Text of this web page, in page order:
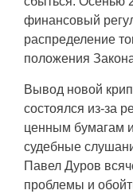
финансовый
распределение
положения
Вывод новой
состоялся из-за
ценным бумагам
судебные
Павел Дуров
проблемы и